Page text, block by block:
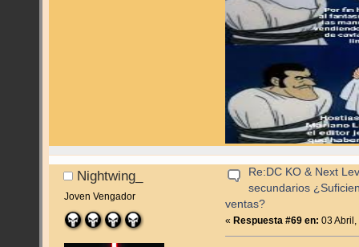
Nightwing_
Joven Vengador
Re:DC KO & Next
secundarios
ventas?
« Respuesta #69 en: 03